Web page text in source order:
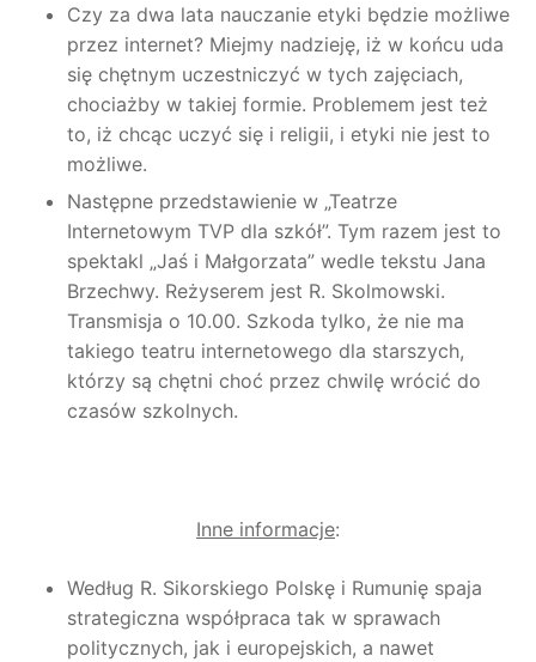
Czy za dwa lata nauczanie etyki będzie możliwe
przez internet? Miejmy nadzieję, iż w końcu uda
się chętnym uczestniczyć w tych zajęciach,
chociażby w takiej formie. Problemem jest też
to, iż chcąc uczyć się i religii, i etyki nie jest to
możliwe.
Następne przedstawienie w „Teatrze
Internetowym TVP dla szkół”. Tym razem jest to
spektakl „Jaś i Małgorzata” wedle tekstu Jana
Brzechwy. Reżyserem jest R. Skolmowski.
Transmisja o 10.00. Szkoda tylko, że nie ma
takiego teatru internetowego dla starszych,
którzy są chętni choć przez chwilę wrócić do
czasów szkolnych.
Inne informacje:
Według R. Sikorskiego Polskę i Rumunię spaja
strategiczna współpraca tak w sprawach
politycznych, jak i europejskich, a nawet